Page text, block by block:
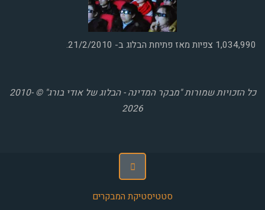
1,034,990 צפיות מאז פתיחת הבלוג ב- 21/2/2010.
כל הזכויות שמורות "מבקר המדינה - הבלוג של אודי בורג" © 2010-
2026
סטטיסטיקת המבקרים